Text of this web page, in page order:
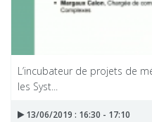
L’incubateur de projets de
les Syst...
13/06/2019 : 16:30 - 17:10